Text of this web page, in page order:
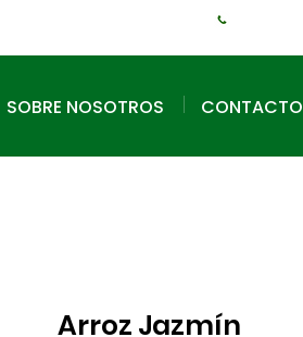
SOBRE NOSOTROS CONTACTO
Arroz Jazmín